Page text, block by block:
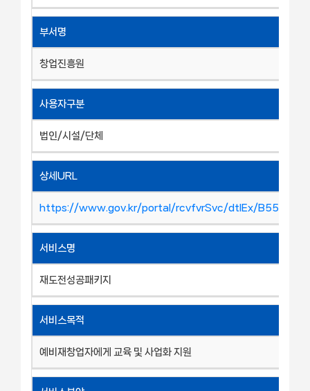
부서명
창업진흥원
사용자구분
법인/시설/단체
상세URL
https://www.gov.kr/portal/rcvfvrSvc/dtlEx/
서비스명
재도전성공패키지
서비스목적
예비재창업자에게 교육 및 사업화 지원